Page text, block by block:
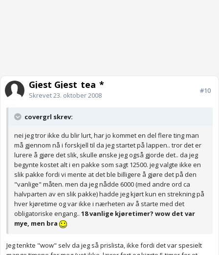
Gjest Gjest_tea_*
Skrevet23. oktober 2008
#10
covergrl skrev:
nei jeg tror ikke du blir lurt, har jo kommet en del flere ting man
må gjennom nå i forskjell til da jeg startet på lappen.. tror det er
lurere å gjøre det slik, skulle ønske jeg også gjorde det.. da jeg
begynte kostet alt i en pakke som sagt 12500. jeg valgte ikke en
slik pakke fordi vi mente at det ble billigere å gjøre det på den
"vanlige" måten. men da jeg nådde 6000 (med andre ord ca
halvparten av en slik pakke) hadde jeg kjørt kun en strekning på
hver kjøretime og var ikke i nærheten av å starte med det
obligatoriske engang.. 18 vanlige kjøretimer? wow det var
mye, men bra
Jeg tenkte "wow" selv da jeg så prislista, ikke fordi det var spesielt